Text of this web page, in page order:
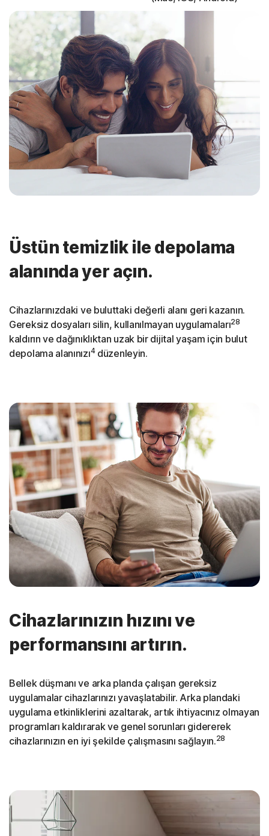
Üstün temizlik ile depolama
alanında yer açın.
Cihazlarınızdaki ve buluttaki değerli alanı geri kazanın.
Gereksiz dosyaları silin, kullanılmayan uygulamaları28
kaldırın ve dağınıklıktan uzak bir dijital yaşam için bulut
depolama alanınızı4düzenleyin.
Cihazlarınızın hızını ve
performansını artırın.
Bellek düşmanı ve arka planda çalışan gereksiz
uygulamalar cihazlarınızı yavaşlatabilir. Arka plandaki
uygulama etkinliklerini azaltarak, artık ihtiyacınız olmayan
programları kaldırarak ve genel sorunları gidererek
cihazlarınızın en iyi şekilde çalışmasını sağlayın.28